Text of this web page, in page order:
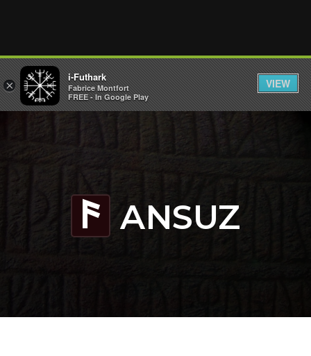
a ANSUZ
×
i-Futhark
Fabrice Montfort
FREE - In Google Play
VIEW